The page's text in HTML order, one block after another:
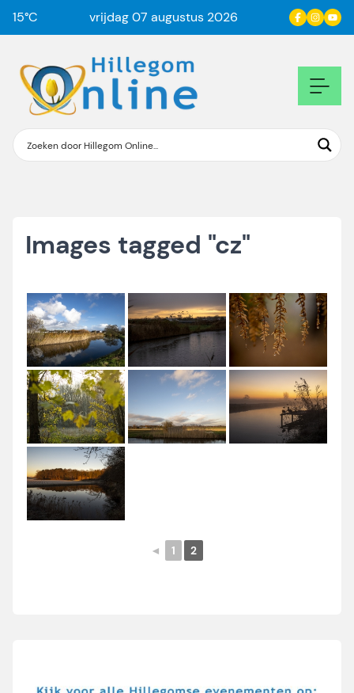
15°C vrijdag 07 augustus 2026
Images tagged "cz"
◄ 1 2